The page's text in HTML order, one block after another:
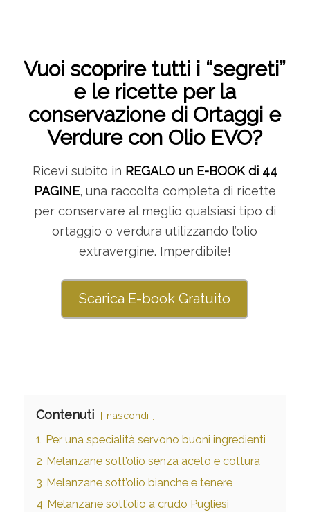
Vuoi scoprire tutti i “segreti”
e le ricette per la
conservazione di Ortaggi e
Verdure con Olio EVO?
Ricevi subito in REGALO un E-BOOK di 44
PAGINE, una raccolta completa di ricette
per conservare al meglio qualsiasi tipo di
ortaggio o verdura utilizzando l’olio
extravergine. Imperdibile!
Scarica E-book Gratuito
Contenuti nascondi
1 Per una specialità servono buoni ingredienti
2 Melanzane sott’olio senza aceto e cottura
3 Melanzane sott’olio bianche e tenere
4 Melanzane sott’olio a crudo Pugliesi